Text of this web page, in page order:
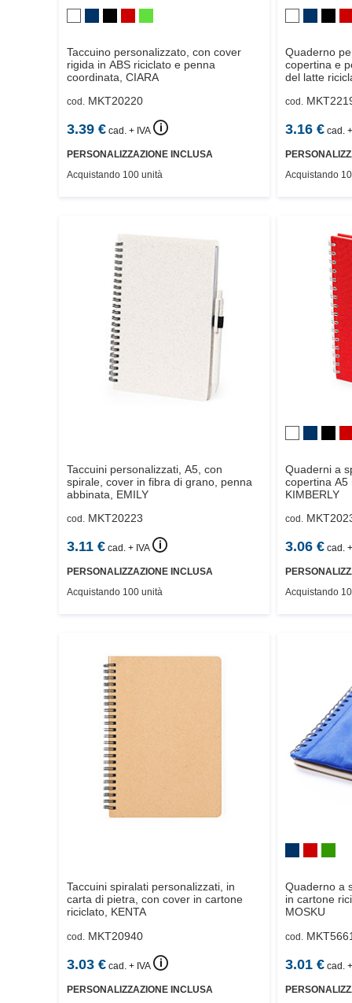
Taccuino personalizzato, con cover
rigida in ABS riciclato e penna
coordinata, CIARA
cod. MKT20220
3.39 € cad. + IVA 🛈
PERSONALIZZAZIONE INCLUSA
Acquistando 100 unità
Quaderno
copertina e
del latte
cod.
3.16€ cad.
Acquistando
Taccuini personalizzati, A5, con
spirale, cover in fibra di grano, penna
abbinata,
EMILY
cod. MKT20223
3.11 € cad. + IVA 🛈
PERSONALIZZAZIONE INCLUSA
Acquistando 100 unità
Quaderni a
copertina A5
KIMBERLY
cod.
3.06€ cad.
Acquistando
Taccuini spiralati personalizzati, in
carta di pietra, con cover in cartone
riciclato, KENTA
cod. MKT20940
3.03 € cad. + IVA 🛈
PERSONALIZZAZIONE INCLUSA
Quaderno a
in cartone
MOSKU
cod.
3.01€ cad.